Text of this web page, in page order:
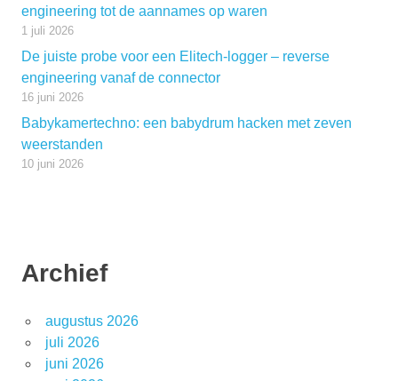
engineering tot de aannames op waren
1 juli 2026
De juiste probe voor een Elitech-logger – reverse
engineering vanaf de connector
16 juni 2026
Babykamertechno: een babydrum hacken met zeven
weerstanden
10 juni 2026
Archief
augustus 2026
juli 2026
juni 2026